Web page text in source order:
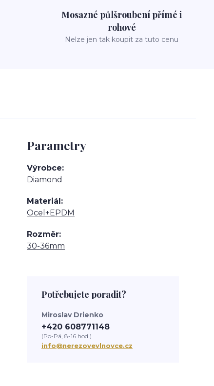
Mosazné půlšroubení přímé i
rohové
Nelze jen tak koupit za tuto cenu
Parametry
Výrobce
Diamond
Materiál
Ocel+EPDM
Rozměr
30-36mm
Potřebujete poradit?
Miroslav Drienko
+420 608771148
(Po-Pá, 8-16 hod.)
info@nerezovevlnovce.cz